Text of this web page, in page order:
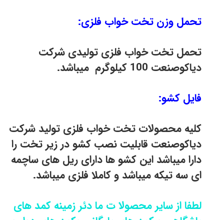
تحمل وزن تخت خواب فلزی:
تحمل تخت خواب فلزی تولیدی شرکت
دیاکوصنعت 100 کیلوگرم میباشد.
فایل کشو:
کلیه محصولات تخت خواب فلزی تولید شرکت
دیاکوصنعت قابلیت نصب کشو در زیر تخت را
دارا میباشد این کشو ها دارای ریل های ساچمه
ای سه تیکه میباشد و کاملا فلزی میباشد.
لطفا از سایر محصولا ت ما دئر زمینه کمد های